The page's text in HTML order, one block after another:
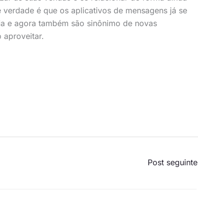
é que os aplicativos de mensagens já se
e agora também são sinônimo de novas
aproveitar.
Post